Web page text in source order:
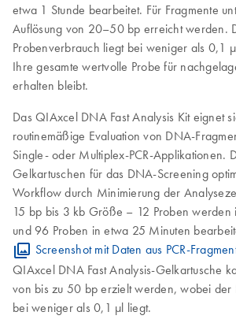
etwa 1 Stunde bearbeitet. Für Fragmente
Auflösung von 20–50 bp erreicht werden.
Probenverbrauch liegt bei weniger als 0,1
Ihre gesamte wertvolle Probe für
erhalten bleibt.
Das QIAxcel DNA Fast Analysis Kit eignet
routinemäßige Evaluation von DNA-
Single- oder Multiplex-PCR-Applikationen.
Gelkartuschen für das DNA-Screening
Workflow durch Minimierung der
15 bp bis 3 kb Größe – 12 Proben werden
und 96 Proben in etwa 25 Minuten
Screenshot mit Daten aus PCR-
QIAxcel DNA Fast Analysis-Gelkartusche
von bis zu 50 bp erzielt werden, wobei der
bei weniger als 0,1 μl liegt.